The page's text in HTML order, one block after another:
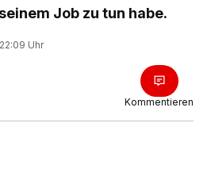
Job zu tun habe.
Uhr
Kommentieren